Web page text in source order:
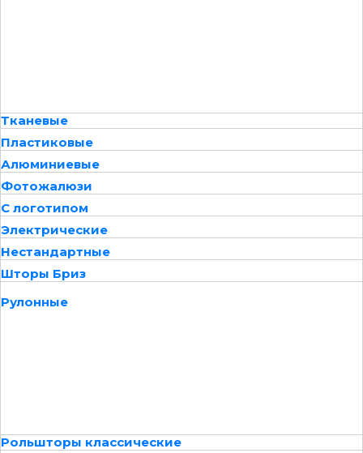
Тканевые
Пластиковые
Алюминиевые
Фотожалюзи
С логотипом
Электрические
Нестандартные
Шторы Бриз
Рулонные
Рольшторы классические